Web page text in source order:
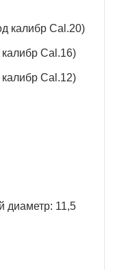
калибр Cal.20)
Cal.16)
Cal.12)
диаметр: 11,5